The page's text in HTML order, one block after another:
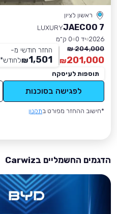
ראשון לציון
JAECOO 7
LUXURY
2026 יד 0
0 ק״מ
204,000 ₪
201,000
₪
החזר חודשי מ-
1,501
₪לחודש*
תוספות לעיסקה
לפגישה בסוכנות
*חישוב ההחזר מפורט בתקנון
הדגמים החשמליים בCarwiz